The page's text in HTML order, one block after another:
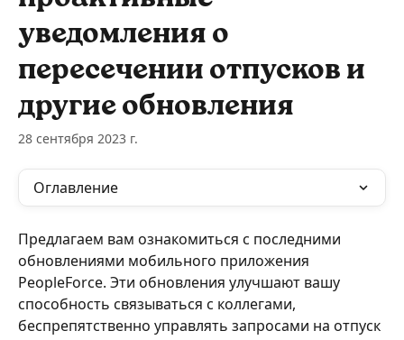
уведомления о
пересечении отпусков и
другие обновления
28 сентября 2023 г.
Оглавление
Предлагаем вам ознакомиться с последними
обновлениями мобильного приложения
PeopleForce. Эти обновления улучшают вашу
способность связываться с коллегами,
беспрепятственно управлять запросами на отпуск